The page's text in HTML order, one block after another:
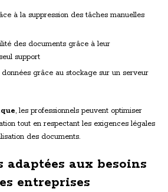
à la suppression des tâches manuelles
des documents grâce à leur
support
grâce au stockage sur un serveur
, les professionnels peuvent optimiser
tout en respectant les exigences légales
des documents.
adaptées aux besoins
entreprises